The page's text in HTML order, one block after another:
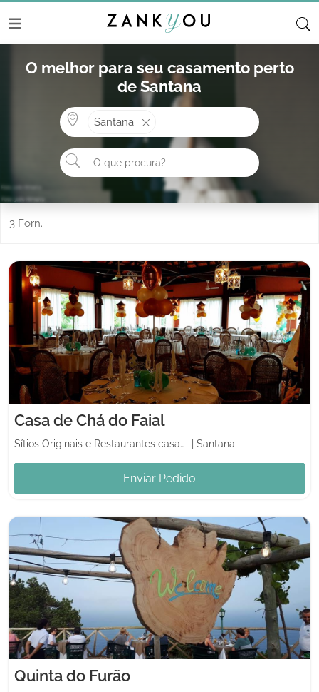
O melhor para seu casamento perto
de Santana
Santana
O que procura?
3 Forn.
Casa de Chá do Faial
Sítios Originais e Restaurantes casamentos Santana
Enviar Pedido
Quinta do Furão